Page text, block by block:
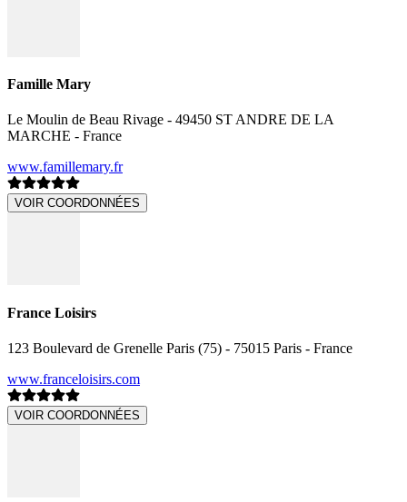
Famille Mary
Le Moulin de Beau Rivage - 49450 ST ANDRE DE LA
MARCHE - France
www.famillemary.fr
VOIR COORDONNÉES
France Loisirs
123 Boulevard de Grenelle Paris (75) - 75015 Paris - France
www.franceloisirs.com
VOIR COORDONNÉES